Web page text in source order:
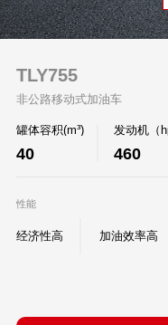
TLY755
非公路移动式加油车
罐体容积(m³)
40
发动机（
460
性能
经济性高 加油效率高